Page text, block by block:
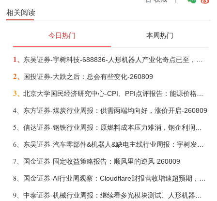
相关阅读
今日热门 本周热门
1、
2、国投证券-大跌之后：总会有些变化-260809
3、 北京大学国民经济研究中心-CPI、PPI点评报告：能源价格继续下降，通胀率小幅走低-260809
4、 东方证券-煤炭行业周报：供需两端均向好，涨价开启-260809
5、
6、 东吴证券-汽车零部件&机器人&缺电主线行业周报：宇树发行价确认，卡特彼勒重启中速机项目-260809
7、 国金证券-固定收益策略报告：顺风里的逆风-260809
8、
9、